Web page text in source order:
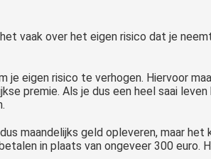
vaak over het eigen risico dat je
je eigen risico te verhogen. Hiervoor
premie. Als je dus een heel saai
maandelijks geld opleveren, maar
in plaats van ongeveer 300 euro.